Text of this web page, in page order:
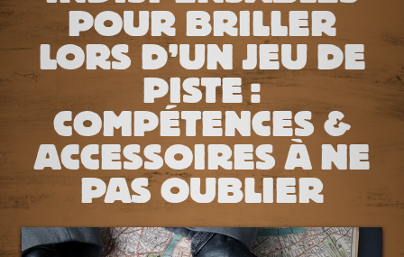
POUR BRILLER
LORS D’UN JEU DE
PISTE :
COMPÉTENCES &
ACCESSOIRES À NE
PAS OUBLIER